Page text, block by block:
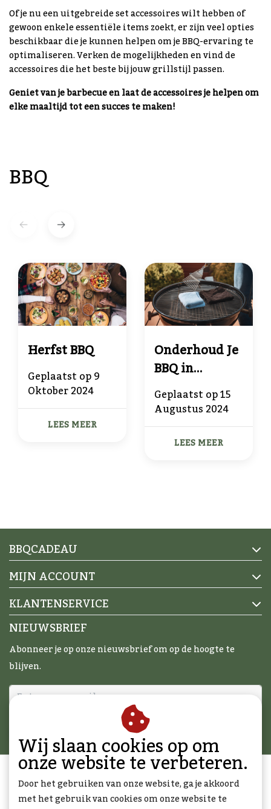
Of je nu een uitgebreide set accessoires wilt hebben of
gewoon enkele essentiële items zoekt, er zijn veel opties
beschikbaar die je kunnen helpen om je BBQ-ervaring te
optimaliseren. Verken de mogelijkheden en vind de
accessoires die het beste bij jouw grillstijl passen.
Geniet van je barbecue en laat de accessoires je helpen om
elke maaltijd tot een succes te maken!
BBQ
Herfst BBQ
Geplaatst op9
Oktober 2024
LEES MEER
Onderhoud Je
BBQ in
Topconditie
met BBQ
Cadeau
Geplaatst op15
Augustus 2024
LEES MEER
BBQCADEAU
MIJN ACCOUNT
KLANTENSERVICE
NIEUWSBRIEF
Abonneer je op onze nieuwsbrief om op de hoogte te
blijven.
Wij slaan cookies op om
onze website te verbeteren.
Door het gebruiken van onze website, ga je akkoord
met het gebruik van cookies om onze website te